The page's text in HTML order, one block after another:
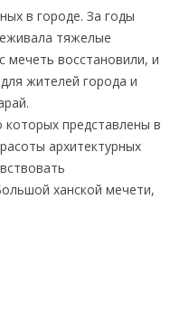
в городе. За годы
тяжелые
мечеть восстановили, и
жителей города и
представлены в
архитектурных
ханской мечети,